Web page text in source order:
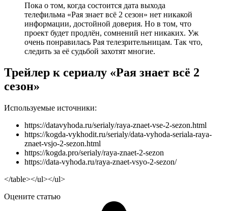
Пока о том, когда состоится дата выхода
телефильма «Рая знает всё 2 сезон» нет никакой
информации, достойной доверия. Но в том, что
проект будет продлён, сомнений нет никаких. Уж
очень понравилась Рая телезрительницам. Так что,
следить за её судьбой захотят многие.
Трейлер к сериалу «Рая знает всё 2
сезон»
Используемые источники:
https://datavyhoda.ru/serialy/raya-znaet-vse-2-sezon.html
https://kogda-vykhodit.ru/serialy/data-vyhoda-seriala-raya-
znaet-vsjo-2-sezon.html
https://kogda.pro/serialy/raya-znaet-2-sezon
https://data-vyhoda.ru/raya-znaet-vsyo-2-sezon/
</table></ul></ul>
Оцените статью